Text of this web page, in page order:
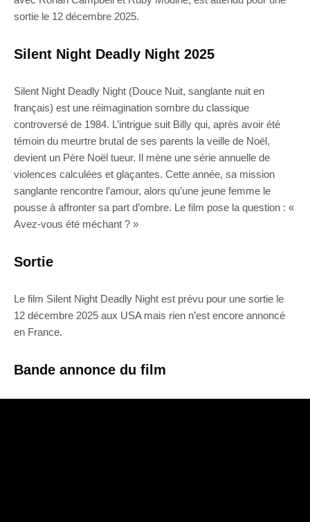
sortie le 12 décembre 2025.
Silent Night Deadly Night 2025
Silent Night Deadly Night (Douce Nuit, sanglante nuit en
français) est une réimagination sombre du classique
controversé de 1984. L’intrigue suit Billy qui, après avoir été
témoin du meurtre brutal de ses parents la veille de Noël,
devient un Père Noël tueur. Il mène une série annuelle de
violences calculées et glaçantes. Cette année, sa mission
sanglante rencontre l’amour, alors qu’une jeune femme le
pousse à affronter sa part d’ombre. Le film pose la question : «
Avez-vous été méchant ? »
Sortie
Le film Silent Night Deadly Night est prévu pour une sortie le
12 décembre 2025 aux USA mais rien n’est encore annoncé
en France.
Bande annonce du film